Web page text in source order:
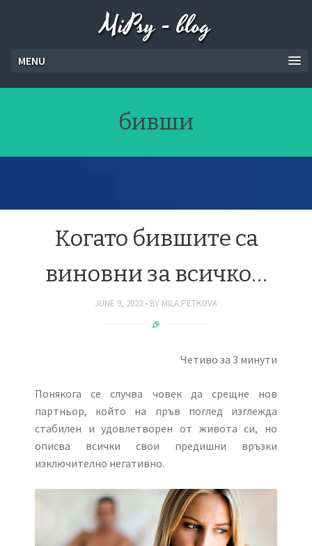
MiPsy - blog
MENU
бивши
Когато бившите са
виновни за всичко…
JUNE 9, 2022 BY MILA.PETKOVA
Четиво за 3 минути
Понякога се случва човек да срещне нов
партньор, който на пръв поглед изглежда
стабилен и удовлетворен от живота си, но
описва всички свои предишни връзки
изключително негативно.